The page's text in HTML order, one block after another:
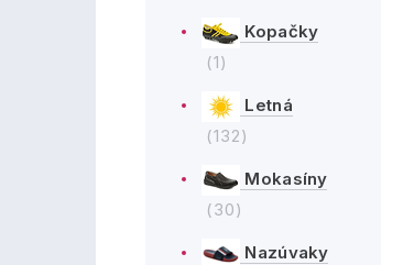
Kopačky
(1)
Letná
(132)
Mokasíny
(30)
Nazúvaky